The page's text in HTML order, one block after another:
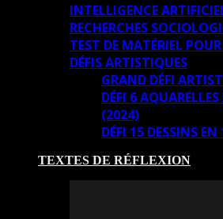
INTELLIGENCE
RECHERCHES
TEST DE MATÉRIEL
DÉFIS ARTISTIQUES
GRAND DÉFI
DÉFI 6
(2024)
DÉFI 15 DESSINS
TEXTES DE RÉFLEXION